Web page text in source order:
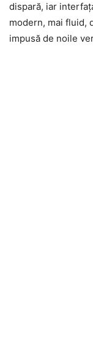
dispară, iar
modern, mai fluid,
impusă de noile